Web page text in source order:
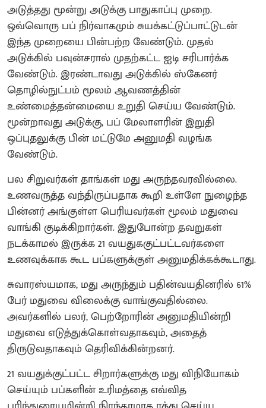
அடுத்தது மூன்று அடுக்கு பாதுகாப்பு முறை.
ஒவ்வொரு பப் நிர்வாகமும் சுயக்கட்டுப்பாட்டுடன்
இந்த முறையை பின்பற்ற வேண்டும். முதல்
அடுக்கில் பவுன்சரால் முதற்கட்ட ஐடி சரிபார்க்க
வேண்டும். இரண்டாவது அடுக்கில் ஸ்கேனர்
தொழில்நுட்பம் மூலம் ஆவணத்தின்
உண்மைத்தன்மையை உறுதி செய்ய வேண்டும்.
மூன்றாவது அடுக்கு, பப் மேலாளரின் இறுதி
ஒப்புதலுக்கு பின் மட்டுமே அனுமதி வழங்க
வேண்டும்.
பல சிறுவர்கள் தாங்கள் மது அருந்தவரவில்லை.
உணவருத்த வந்திருப்பதாக கூறி உள்ளே நுழைந்த
பின்னர் அங்குள்ள பெரியவர்கள் மூலம் மதுவை
வாங்கி குடிக்கிறார்கள். இதுபோன்ற தவறுகள்
நடக்காமல் இருக்க 21 வயதுககுட்பட்டவர்களை
உணவுக்காக கூட பப்களுக்குள் அனுமதிக்கக்கூடாது.
சுவாரஸ்யமாக, மது அருந்தும் பதின்வயதினரில் 61%
பேர் மதுவை விலைக்கு வாங்குவதில்லை.
அவர்களில் பலர், பெற்றோரின் அனுமதியின்றி
மதுவை எடுத்துக்கொள்வதாகவும், அதைத்
திருடுவதாகவும் தெரிவிக்கின்றனர்.
21 வயதுக்குட்பட்ட சிறார்களுக்கு மது விநியோகம்
செய்யும் பப்களின் உரிமத்தை எவ்வித